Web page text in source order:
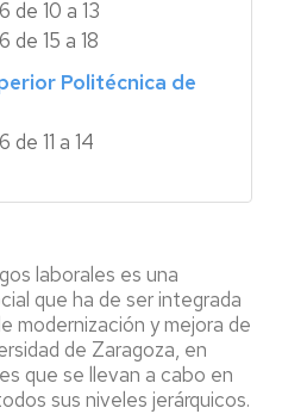
de 10 a 13
de 15 a 18
Politécnica de
11 a 14
laborales es una
que ha de ser integrada
modernización y mejora de
de Zaragoza, en
que se llevan a cabo en
sus niveles jerárquicos.